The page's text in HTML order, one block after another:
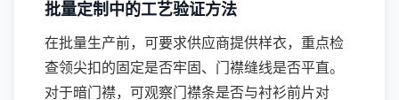
批量定制中的工艺验证方法
在批量生产前，可要求供应商提供样衣，重点检
查领尖扣的固定是否牢固、门襟缝线是否平直。
对于暗门襟，可观察门襟条是否与衬衫前片对